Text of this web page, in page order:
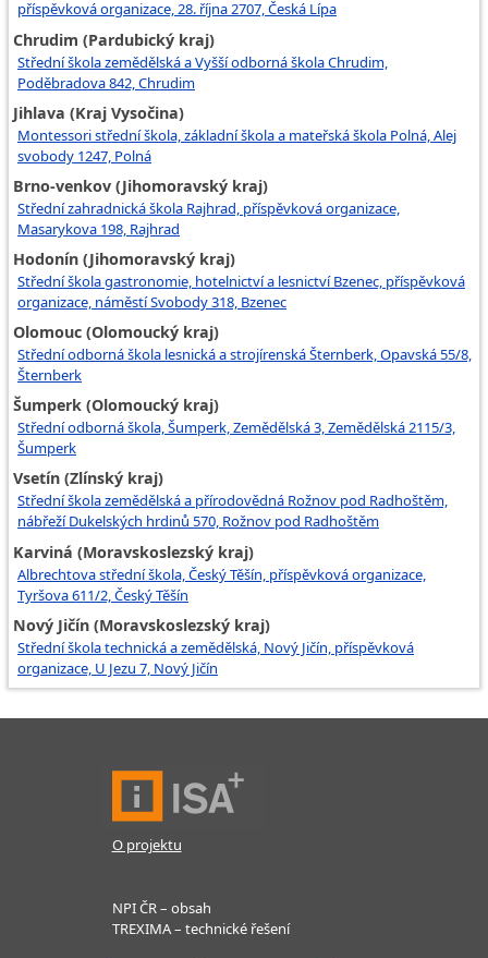
příspěvková organizace, 28. října 2707, Česká Lípa
Chrudim (Pardubický kraj)
Střední škola zemědělská a Vyšší odborná škola Chrudim,
Poděbradova 842, Chrudim
Jihlava (Kraj Vysočina)
Montessori střední škola, základní škola a mateřská škola Polná, Alej
svobody 1247, Polná
Brno-venkov (Jihomoravský kraj)
Střední zahradnická škola Rajhrad, příspěvková organizace,
Masarykova 198, Rajhrad
Hodonín (Jihomoravský kraj)
Střední škola gastronomie, hotelnictví a lesnictví Bzenec, příspěvková
organizace, náměstí Svobody 318, Bzenec
Olomouc (Olomoucký kraj)
Střední odborná škola lesnická a strojírenská Šternberk, Opavská 55/8,
Šternberk
Šumperk (Olomoucký kraj)
Střední odborná škola, Šumperk, Zemědělská 3, Zemědělská 2115/3,
Šumperk
Vsetín (Zlínský kraj)
Střední škola zemědělská a přírodovědná Rožnov pod Radhoštěm,
nábřeží Dukelských hrdinů 570, Rožnov pod Radhoštěm
Karviná (Moravskoslezský kraj)
Albrechtova střední škola, Český Těšín, příspěvková organizace,
Tyršova 611/2, Český Těšín
Nový Jičín (Moravskoslezský kraj)
Střední škola technická a zemědělská, Nový Jičín, příspěvková
organizace, U Jezu 7, Nový Jičín
O projektu
NPI ČR – obsah
TREXIMA – technické řešení